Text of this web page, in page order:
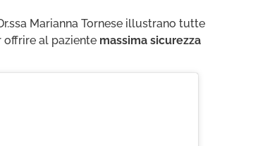
Marianna Tornese illustrano tutte
offrire al paziente massima sicurezza